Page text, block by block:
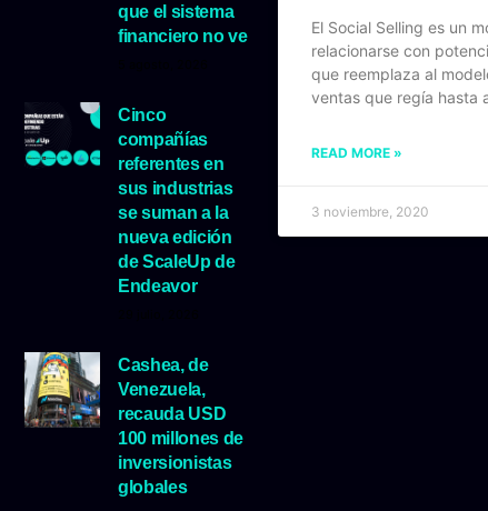
que el sistema
financiero no ve
Cinco
compañías
referentes en
sus industrias
se suman a la
nueva edición
de ScaleUp de
Endeavor
Cashea, de
Venezuela,
recauda USD
100 millones de
inversionistas
globales
El Social Selling es un
relacionarse con
que reemplaza al
ventas que regía hasta
READ MORE »
3 noviembre, 2020